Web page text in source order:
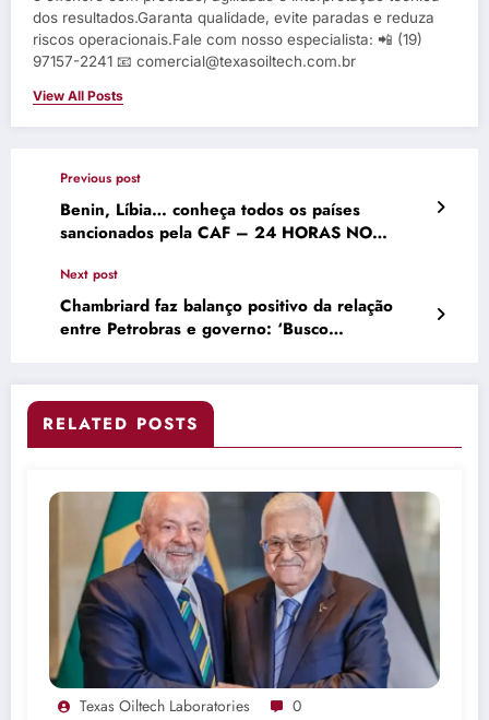
dos resultados.Garanta qualidade, evite paradas e reduza
riscos operacionais.Fale com nosso especialista: 📲 (19)
97157-2241 📧 comercial@texasoiltech.com.br
View All Posts
Previous post
Benin, Líbia… conheça todos os países
sancionados pela CAF – 24 HORAS NO
Next post
Chambriard faz balanço positivo da relação
entre Petrobras e governo: ‘Busco
RELATED POSTS
Texas Oiltech Laboratories 0